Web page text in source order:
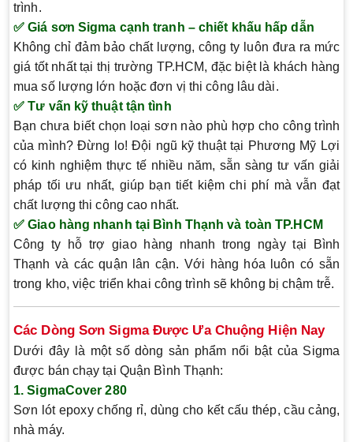
trình.
✅ Giá sơn Sigma cạnh tranh – chiết khấu hấp dẫn
Không chỉ đảm bảo chất lượng, công ty luôn đưa ra mức
giá tốt nhất tại thị trường TP.HCM, đặc biệt là khách hàng
mua số lượng lớn hoặc đơn vị thi công lâu dài.
✅ Tư vấn kỹ thuật tận tình
Bạn chưa biết chọn loại sơn nào phù hợp cho công trình
của mình? Đừng lo! Đội ngũ kỹ thuật tại Phương Mỹ Lợi
có kinh nghiệm thực tế nhiều năm, sẵn sàng tư vấn giải
pháp tối ưu nhất, giúp bạn tiết kiệm chi phí mà vẫn đạt
chất lượng thi công cao nhất.
✅ Giao hàng nhanh tại Bình Thạnh và toàn TP.HCM
Công ty hỗ trợ giao hàng nhanh trong ngày tại Bình
Thạnh và các quận lân cận. Với hàng hóa luôn có sẵn
trong kho, việc triển khai công trình sẽ không bị chậm trễ.
Các Dòng Sơn Sigma Được Ưa Chuộng Hiện Nay
Dưới đây là một số dòng sản phẩm nổi bật của Sigma
được bán chạy tại Quận Bình Thạnh:
1.SigmaCover 280
Sơn lót epoxy chống rỉ, dùng cho kết cấu thép, cầu cảng,
nhà máy.